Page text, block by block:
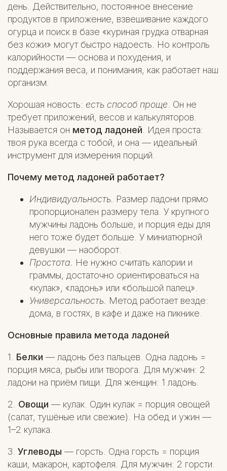
день. Действительно, постоянное внесение
продуктов в приложение, взвешивание каждого
огурца и поиск в базе «куриная грудка отварная
без кожи» могут быстро надоесть. Но контроль
калорийности — основа и похудения, и
поддержания веса, и понимания, как работает наш
организм.
Хорошая новость: есть способ проще. Он не
требует приложений, весов и калькуляторов.
Называется он метод ладоней. Идея проста:
твоя рука всегда с тобой, и она — идеальный
инструмент для измерения порций.
Почему метод ладоней работает?
Индивидуальность. Размер ладони прямо
пропорционален размеру тела. У крупного
мужчины ладонь больше, и порция еды для
него тоже будет больше. У миниатюрной
девушки — наоборот.
Простота. Не нужно считать калории и
граммы, достаточно ориентироваться на
«кулак», «ладонь» или «большой палец».
Универсальность. Метод работает везде:
дома, в гостях, в кафе и даже на пикнике.
Основные правила метода ладоней
1. Белки — ладонь без пальцев. Одна ладонь =
порция мяса, рыбы или творога. Для мужчин: 2
ладони на приём пищи. Для женщин: 1 ладонь.
2. Овощи — кулак. Один кулак = порция овощей
(салат, тушёные или свежие). На обед и ужин —
1–2 кулака.
3. Углеводы — горсть. Одна горсть = порция
каши, макарон, картофеля. Для мужчин: 2 горсти.